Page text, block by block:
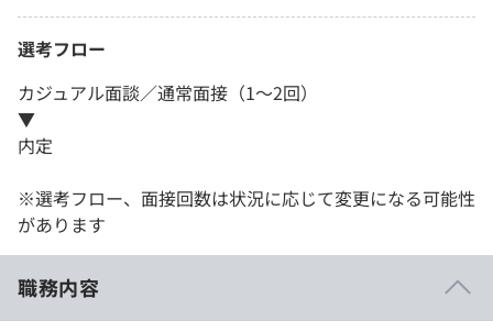
選考フロー
カジュアル面談／通常面接（1～2回）
▼
内定
※選考フロー、面接回数は状況に応じて変更になる可能性
があります
職務内容